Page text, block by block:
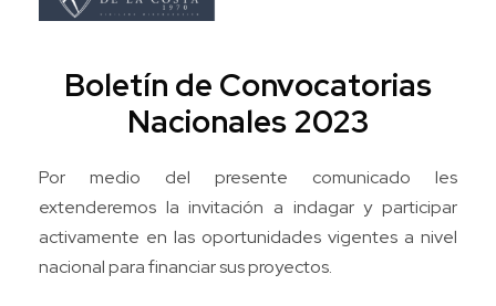
Boletín de Convocatorias
Nacionales 2023
Por medio del presente comunicado les
extenderemos la invitación a indagar y participar
activamente en las oportunidades vigentes a nivel
nacional para financiar sus proyectos.